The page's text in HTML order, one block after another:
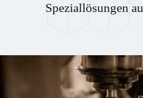
Speziallösungen